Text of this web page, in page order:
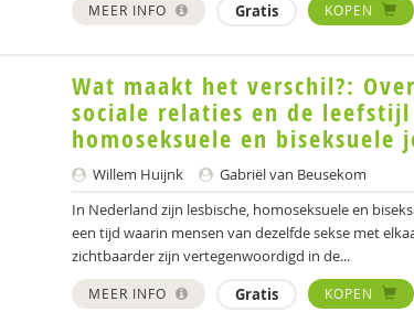
MEER INFO Gratis KOPEN
Wat maakt het verschil?:
sociale relaties en de leefstijl
homoseksuele en biseksuele
Willem Huijnk
Gabriël van Beusekom
In Nederland zijn lesbische, homoseksuele en
een tijd waarin mensen van dezelfde sekse met
zichtbaarder zijn vertegenwoordigd in de...
MEER INFO Gratis KOPEN